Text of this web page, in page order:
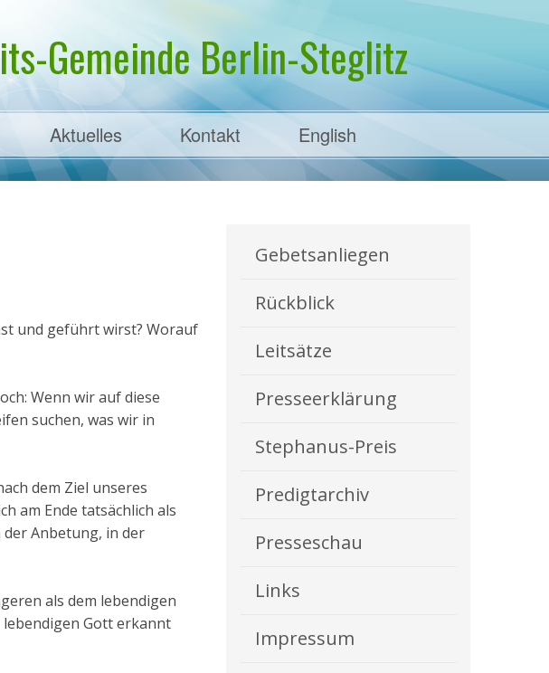
Gemeinde Berlin-Steglitz
Aktuelles Kontakt English
und geführt wirst? Worauf
Wenn wir auf diese
suchen, was wir in
dem Ziel unseres
am Ende tatsächlich als
Anbetung, in der
als dem lebendigen
lebendigen Gott erkannt
Gebetsanliegen
Rückblick
Leitsätze
Presseerklärung
Stephanus-Preis
Predigtarchiv
Presseschau
Links
Impressum